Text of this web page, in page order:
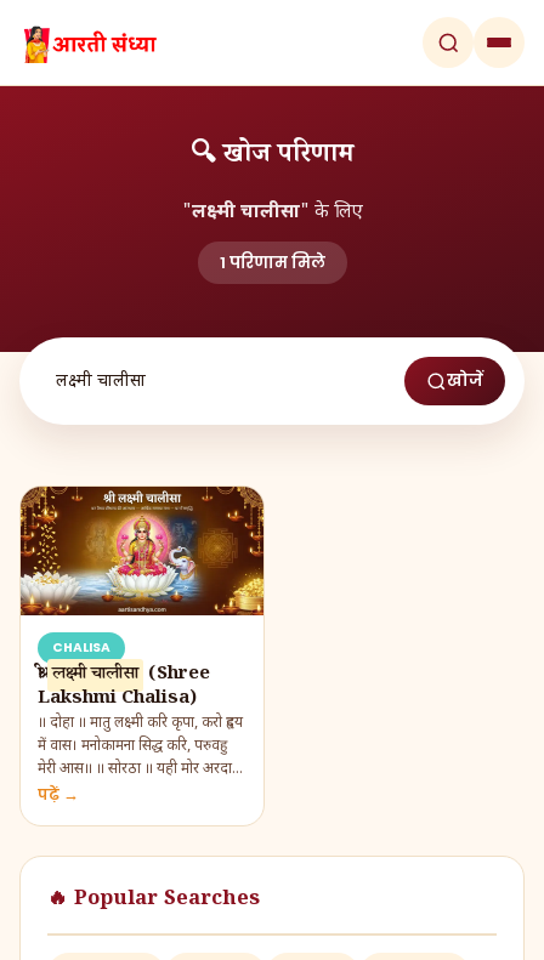
🔍 खोज परिणाम
"लक्ष्मी चालीसा" के लिए
1 परिणाम मिले
खोजें
CHALISA
श्रीलक्ष्मी चालीसा (Shree
Lakshmi Chalisa)
॥ दोहा ॥ मातु लक्ष्मी करि कृपा, करो हृदय
में वास। मनोकामना सिद्ध करि, परुवहु
मेरी आस॥ ॥ सोरठा ॥ यही मोर अरदास,
हाथ जोड़ विनती करुँ। सब ...
पढ़ें →
🔥 Popular Searches